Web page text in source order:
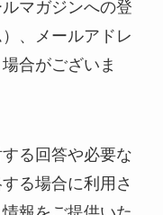
マガジンへの登
、メールアドレ
合がございま
る回答や必要な
る場合に利用さ